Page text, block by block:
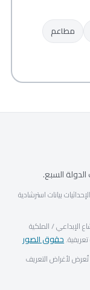
مطاعم
بيانات استرشادية
الإبداعي / الملكية
حقوق الصور
تُعرض لأغراض التعريف